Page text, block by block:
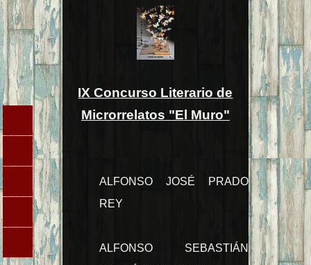
IX Concurso Literario de
Microrrelatos "El Muro"
ALFONSO JOSÉ PRADO
REY
ALFONSO SEBASTIÁN